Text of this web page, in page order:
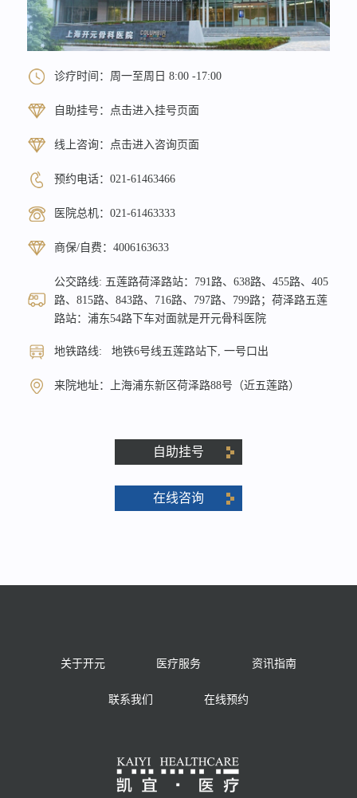
诊疗时间：周一至周日 8:00 -17:00
自助挂号： 点击进入挂号页面
线上咨询： 点击进入咨询页面
预约电话： 021-61463466
医院总机： 021-61463333
商保/自费： 4006163633
公交路线: 五莲路荷泽路站：791路、638路、455路、405
路、815路、843路、716路、797路、799路；荷泽路五莲
路站：浦东54路下车对面就是开元骨科医院
地铁路线: 地铁6号线五莲路站下, 一号口出
来院地址：上海浦东新区荷泽路88号（近五莲路）
自助挂号
在线咨询
关于开元 医疗服务 资讯指南
联系我们 在线预约